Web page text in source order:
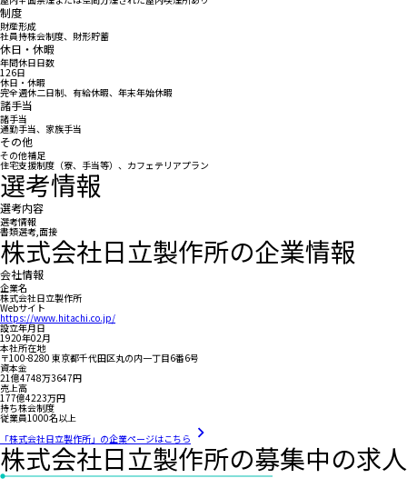
制度
財産形成
社員持株会制度、財形貯蓄
休日・休暇
年間休日日数
126日
休日・休暇
完全週休二日制、有給休暇、年末年始休暇
諸手当
諸手当
通勤手当、家族手当
その他
その他補足
住宅支援制度（寮、手当等）、カフェテリアプラン
選考情報
選考内容
選考情報
書類選考,面接
株式会社日立製作所の企業情報
会社情報
企業名
株式会社日立製作所
Webサイト
https://www.hitachi.co.jp/
設立年月日
1920年02月
本社所在地
〒100-8280 東京都千代田区丸の内一丁目6番6号
資本金
21億4748万3647円
売上高
177億4223万円
持ち株会制度
従業員1000名以上
「株式会社日立製作所」の企業ページはこちら
株式会社日立製作所の募集中の求人